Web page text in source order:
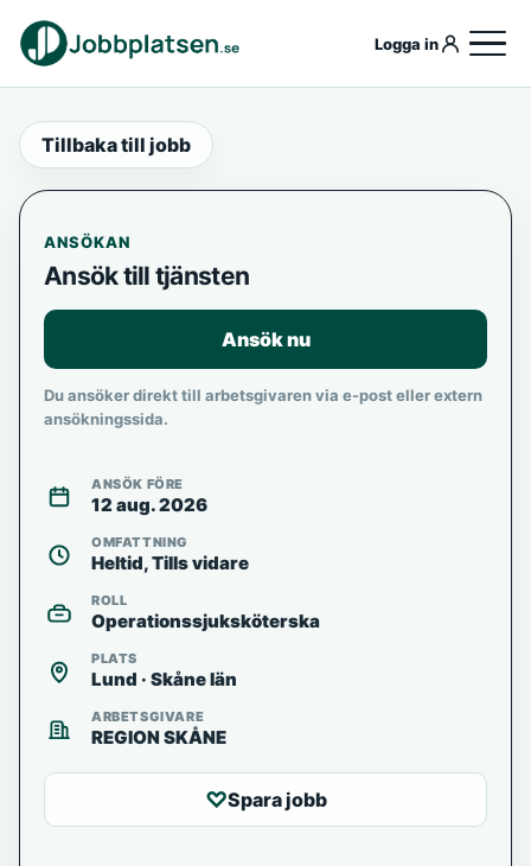
Logga in
Tillbaka till jobb
ANSÖKAN
Ansök till tjänsten
Ansök nu
Du ansöker direkt till arbetsgivaren via e-post eller extern
ansökningssida.
ANSÖK FÖRE
12 aug. 2026
OMFATTNING
Heltid, Tills vidare
ROLL
Operationssjuksköterska
PLATS
Lund · Skåne län
ARBETSGIVARE
REGION SKÅNE
♡Spara jobb